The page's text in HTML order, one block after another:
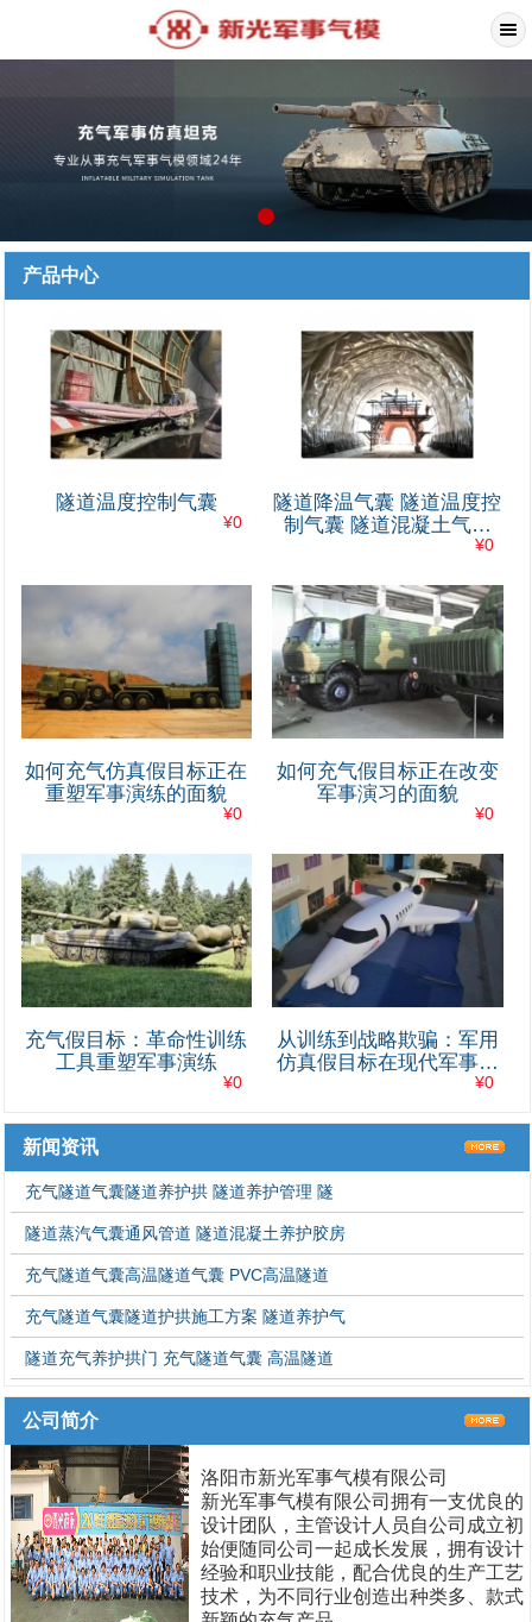
产品中心
隧道温度控制气囊
¥0
隧道降温气囊 隧道温度控
制气囊 隧道混凝土气囊
隧道保湿气囊 隧道充气层
道防潮气囊 隧道减震气囊
隧道通风管道气囊 隧道隔
层气囊 隧道夹层气囊 隧
道支架气囊
¥0
如何充气仿真假目标正在
重塑军事演练的面貌
¥0
如何充气假目标正在改变
军事演习的面貌
¥0
充气假目标：革命性训练
工具重塑军事演练
¥0
从训练到战略欺骗：军用
仿真假目标在现代军事中
¥0
新闻资讯
充气隧道气囊隧道养护拱 隧道养护管理 隧
隧道蒸汽气囊通风管道 隧道混凝土养护胶房
充气隧道气囊高温隧道气囊 PVC高温隧道
充气隧道气囊隧道护拱施工方案 隧道养护气
隧道充气养护拱门 充气隧道气囊 高温隧道
公司简介
洛阳市新光军事气模有限公司
新光军事气模有限公司拥有一支优良的
设计团队，主管设计人员自公司成立初
始便随同公司一起成长发展，拥有设计
经验和职业技能，配合优良的生产工艺
技术，为不同行业创造出种类多、款式